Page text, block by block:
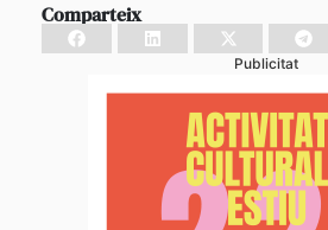
Comparteix
Publicitat